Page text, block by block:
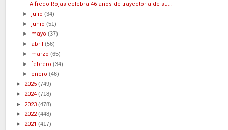
Alfredo Rojas celebra 46 años de trayectoria de su...
►julio(34)
►junio(51)
► mayo(37)
► abril(56)
► marzo(65)
►febrero(34)
► enero(46)
► 2025 (749)
► 2024 (718)
► 2023 (478)
► 2022(448)
► 2021 (417)